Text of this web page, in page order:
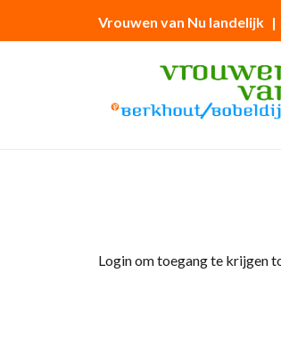
Vrouwen van Nu landelijk |
Login om toegang te krijgen